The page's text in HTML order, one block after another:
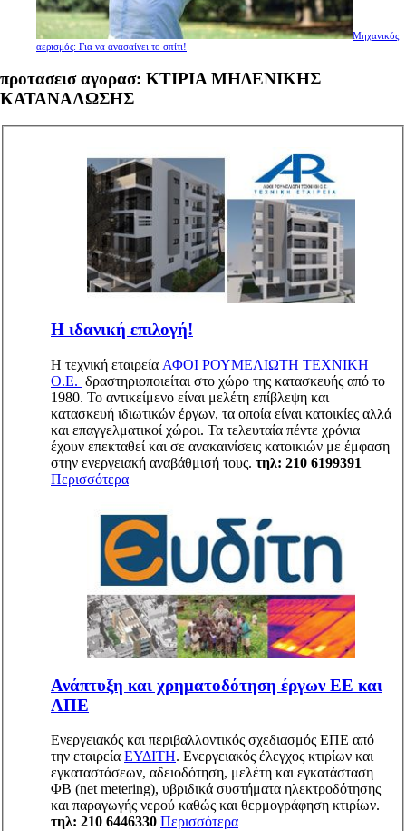
Μηχανικός
αερισμός: Για να ανασαίνει το σπίτι!
προτασεισ αγορασ: ΚΤΙΡΙΑ ΜΗΔΕΝΙΚΗΣ
ΚΑΤΑΝΑΛΩΣΗΣ
Η ιδανική επιλογή!
Η τεχνική εταιρεία ΑΦΟΙ ΡΟΥΜΕΛΙΩΤΗ ΤΕΧΝΙΚΗ
Ο.Ε. δραστηριοποιείται στο χώρο της κατασκευής από το
1980. Το αντικείμενο είναι μελέτη επίβλεψη και
κατασκευή ιδιωτικών έργων, τα οποία είναι κατοικίες αλλά
και επαγγελματικοί χώροι. Τα τελευταία πέντε χρόνια
έχουν επεκταθεί και σε ανακαινίσεις κατοικιών με έμφαση
στην ενεργειακή αναβάθμισή τους. τηλ: 210 6199391
Περισσότερα
Ανάπτυξη και χρηματοδότηση έργων ΕΕ και
ΑΠΕ
Ενεργειακός και περιβαλλοντικός σχεδιασμός ΕΠΕ από
την εταιρεία ΕΥΔΙΤΗ. Ενεργειακός έλεγχος κτιρίων και
εγκαταστάσεων, αδειοδότηση, μελέτη και εγκατάσταση
ΦΒ (net metering), υβριδικά συστήματα ηλεκτροδότησης
και παραγωγής νερού καθώς και θερμογράφηση κτιρίων.
τηλ: 210 6446330 Περισσότερα